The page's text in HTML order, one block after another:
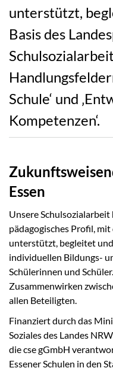
unterstützt,
Basis des
Schule‘ und
Kompetenzen‘.
Essen
Unsere
pädagogisches Profil,
unterstützt, begleitet
individuellen Bildungs-
Schülerinnen und
Zusammenwirken
allen Beteiligten.
Finanziert durch das
Soziales des Landes
die cse gGmbH
Essener Schulen in den